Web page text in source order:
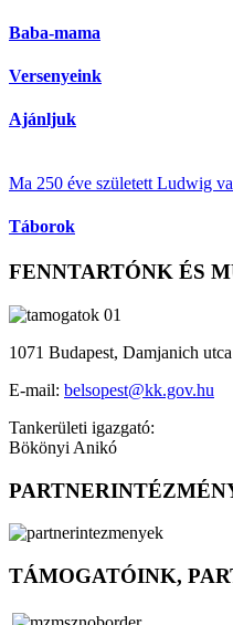
Baba-mama
Versenyeink
Ajánljuk
Ma 250 éve született Ludwig
Táborok
FENNTARTÓNK ÉS
1071 Budapest, Damjanich
E-mail: belsopest@kk.gov.hu
Tankerületi igazgató:
Bökönyi Anikó
TÁMOGATÓINK,